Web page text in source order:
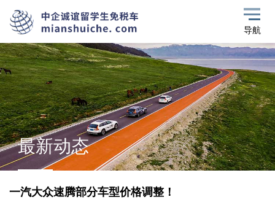
导航
最新动态
一汽大众速腾部分车型价格调整！